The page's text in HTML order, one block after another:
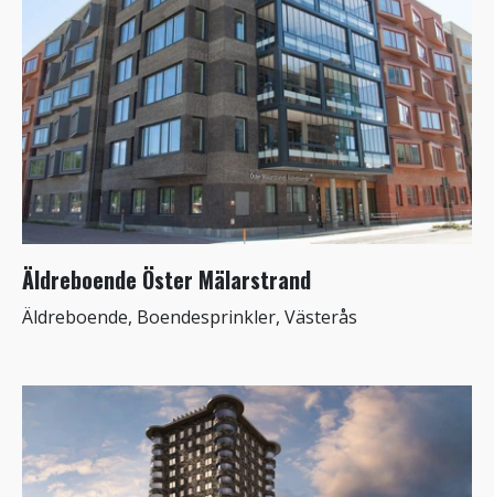
Äldreboende Öster Mälarstrand
Äldreboende, Boendesprinkler, Västerås